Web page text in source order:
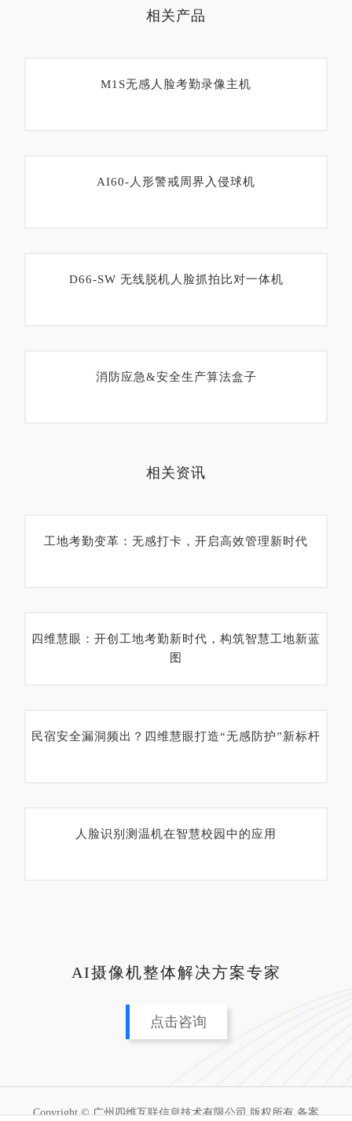
相关产品
M1S无感人脸考勤录像主机
AI60-人形警戒周界入侵球机
D66-SW 无线脱机人脸抓拍比对一体机
消防应急&安全生产算法盒子
相关资讯
工地考勤变革：无感打卡，开启高效管理新时代
四维慧眼：开创工地考勤新时代，构筑智慧工地新蓝
图
民宿安全漏洞频出？四维慧眼打造“无感防护”新标杆
人脸识别测温机在智慧校园中的应用
AI摄像机整体解决方案专家
点击咨询
Copyright © 广州四维互联信息技术有限公司 版权所有 备案